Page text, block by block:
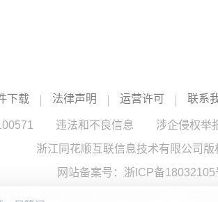
下载 法律声明 运营许可 联系
违法和不良信息 涉企侵权举
浙江同花顺互联信息技术有限公司版
网站备案号： 浙ICP备18032105
供：浙江同花顺云软件有限公司 （中国